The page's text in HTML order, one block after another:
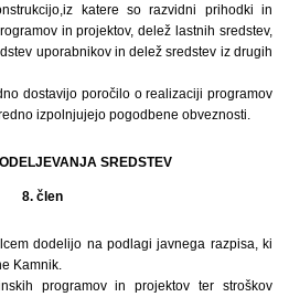
katere so razvidni prihodki in
in projektov, delež lastnih sredstev,
uporabnikov in delež sredstev iz drugih
dostavijo poročilo o realizaciji programov
izpolnjujejo pogodbene obveznosti.
SREDSTEV
8. člen
dodelijo na podlagi javnega razpisa, ki
Kamnik.
programov in projektov ter stroškov